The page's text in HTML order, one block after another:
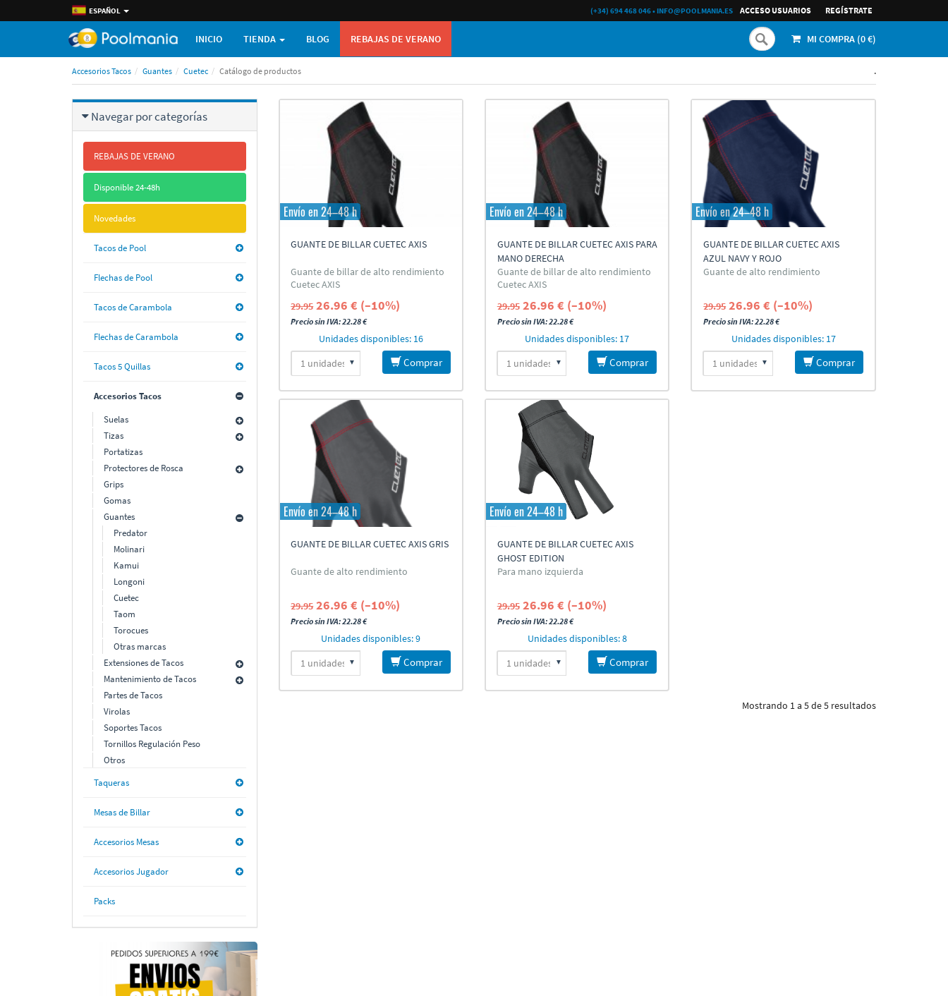
ESPAÑOL ACCESO USUARIOS REGÍ­STRATE
(+34) 694 468 046•INFO@POOLMANIA.ES
INICIO TIENDA BLOG REBAJAS DE VERANO MI COMPRA (0€)
Accesorios Tacos Guantes Cuetec Catálogo de productos .
Navegar por categorí­as
REBAJAS DE VERANO
Disponible 24-48h
Novedades
Tacos de Pool
Flechas de Pool
Tacos de Carambola
Flechas de Carambola
Tacos 5 Quillas
Accesorios Tacos
Suelas
Tizas
Portatizas
Protectores de Rosca
Grips
Gomas
Guantes
Predator
Molinari
Kamui
Longoni
Cuetec
Taom
Torocues
Otras marcas
Extensiones de Tacos
Mantenimiento de Tacos
Partes de Tacos
Virolas
Soportes Tacos
Tornillos Regulación Peso
Otros
Taqueras
Mesas de Billar
Accesorios Mesas
Accesorios Jugador
Packs
Envío en 24–48 h
GUANTE DE BILLAR CUETEC AXIS
Guante de billar de alto rendimiento
Cuetec AXIS
29.95 26.96 € (–10%)
Precio sin IVA: 22.28 €
Unidades disponibles: 16
Comprar
Envío en 24–48 h
GUANTE DE BILLAR CUETEC AXIS PARA
MANO DERECHA
Guante de billar de alto rendimiento
Cuetec AXIS
29.95 26.96 € (–10%)
Precio sin IVA: 22.28 €
Unidades disponibles: 17
Comprar
Envío en 24–48 h
GUANTE DE BILLAR CUETEC AXIS
AZUL NAVY Y ROJO
Guante de alto rendimiento
29.95 26.96 € (–10%)
Precio sin IVA: 22.28 €
Unidades disponibles: 17
Comprar
Envío en 24–48 h
GUANTE DE BILLAR CUETEC AXIS GRIS
Guante de alto rendimiento
29.95 26.96 € (–10%)
Precio sin IVA: 22.28 €
Unidades disponibles: 9
Comprar
Envío en 24–48 h
GUANTE DE BILLAR CUETEC AXIS
GHOST EDITION
Para mano izquierda
29.95 26.96 € (–10%)
Precio sin IVA: 22.28 €
Unidades disponibles: 8
Comprar
Mostrando 1 a 5 de 5 resultados